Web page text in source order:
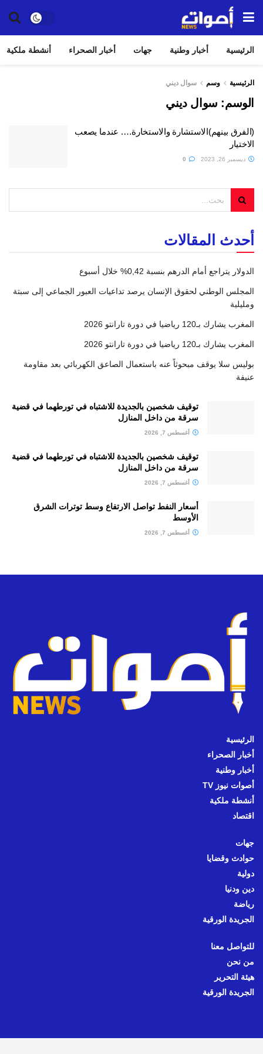
الرئيسية أخبار وطنية جهات أخبار الصحراء أنشطة ملكية
الرئيسية وسم سوال ديني
الوسم: سوال ديني
(الفرق بينهم)الاستشارة والاستخارة…. عندما يصعب
الاختيار
ديسمبر 26, 2023
أحدث المقالات
الدولار يتراجع أمام الدرهم بنسبة 0,42% خلال أسبوع
المجلس الوطني لحقوق الإنسان يرصد تداعيات العبور الجماعي إلى سبتة
ومليلية
المغرب يشارك بـ120 رياضيا في دورة تارانتو 2026
المغرب يشارك بـ120 رياضيا في دورة تارانتو 2026
بوليس سلا يوقف مبحوثاً عنه باستعمال الصاعق الكهربائي بعد مقاومة
عنيفة
توقيف شخصين بالجديدة للاشتباه في تورطهما في قضية
سرقة من داخل المنازل
أغسطس 7, 2026
توقيف شخصين بالجديدة للاشتباه في تورطهما في قضية
سرقة من داخل المنازل
أغسطس 7, 2026
أسعار النفط تواصل الارتفاع وسط توترات الشرق
الأوسط
أغسطس 7, 2026
الرئيسية
أخبار الصحراء
أخبار وطنية
أصوات نيوز TV
أنشطة ملكية
اقتصاد
جهات
حوادث وقضايا
دولية
دين ودنيا
رياضة
الجريدة الورقية
للتواصل معنا
من نحن
هيئة التحرير
الجريدة الورقية